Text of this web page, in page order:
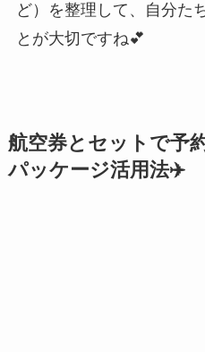
ど）を整理して、自分た
とが大切ですね💕
航空券とセットで予
パッケージ活用法✈️